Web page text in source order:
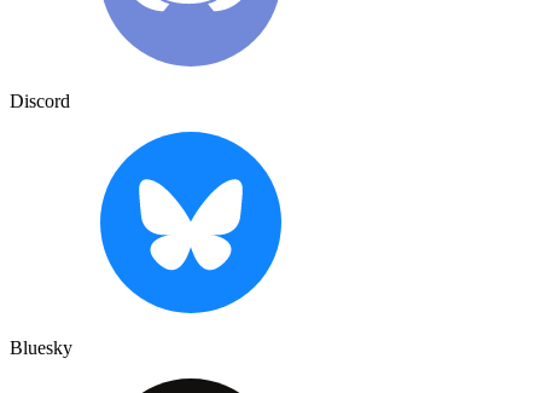
Discord
Bluesky